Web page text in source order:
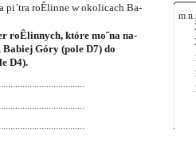
pi´tra roÊlinne w okolicach Ba-
roÊlinnych, które mo˝na na-
Babiej Góry (pole D7) do
D4).
m